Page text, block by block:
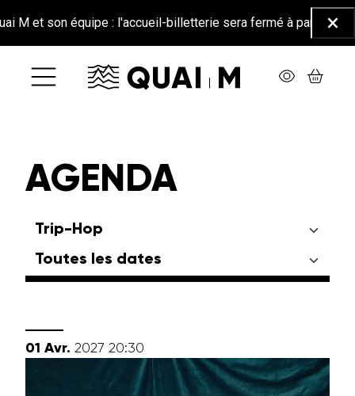
et son équipe : l'accueil-billetterie sera fermé à partir du 26
AGENDA
01 avril
Avr. 2027 20:30